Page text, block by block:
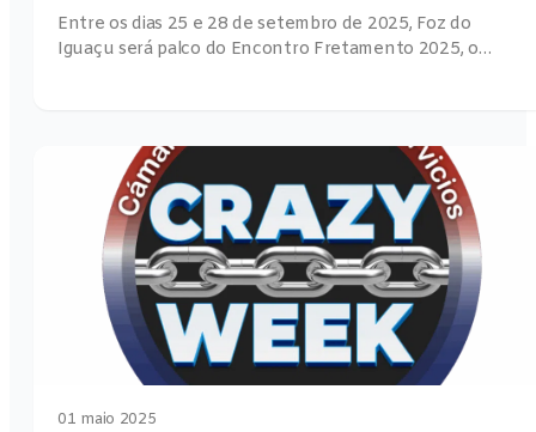
Entre os dias 25 e 28 de setembro de 2025, Foz do
Iguaçu será palco do Encontro Fretamento 2025, o…
01 maio 2025